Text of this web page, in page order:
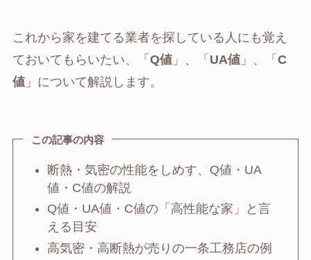
これから家を建てる業者を探している人にも覚え
ておいてもらいたい、「 Q値」、「 UA値」、「 C
値」について解説します。
この記事の内容
断熱・気密の性能をしめす、Q値・UA
値・C値の解説
Q値・UA値・C値の「高性能な家」と言
える目安
高気密・高断熱が売りの一条工務店の例